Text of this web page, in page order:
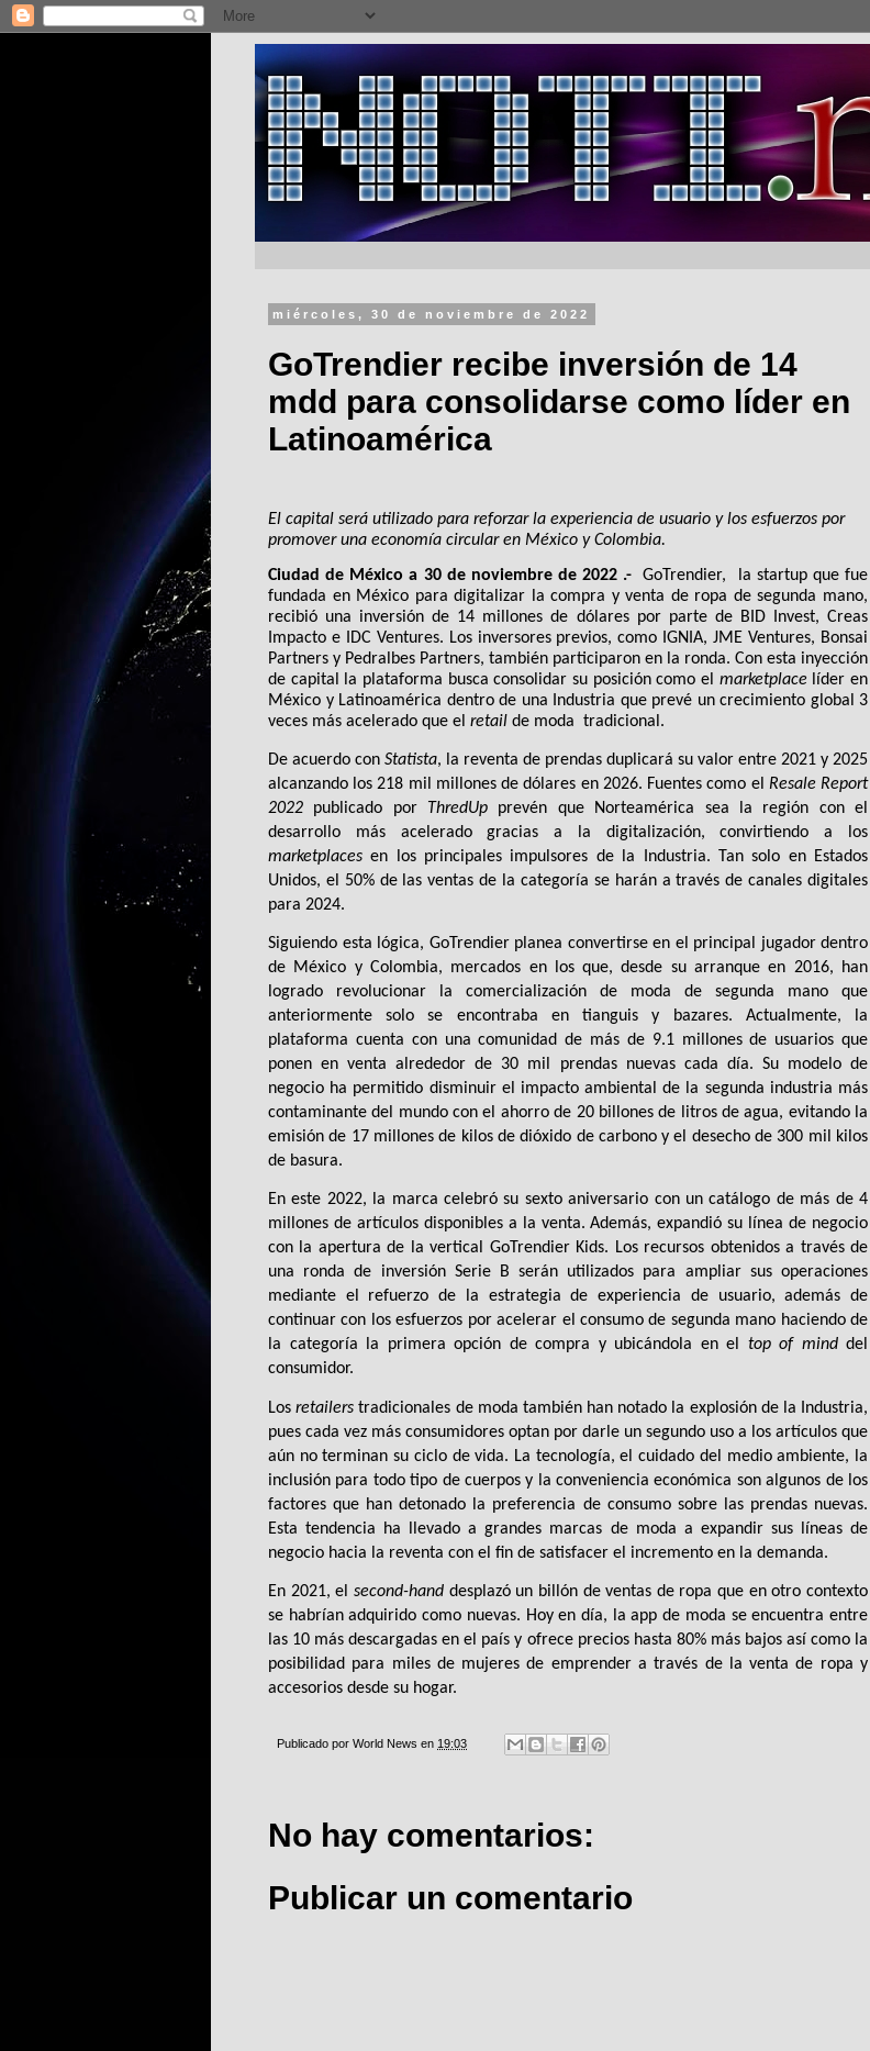
miércoles, 30 de noviembre de 2022
GoTrendier recibe inversión de 14
mdd para consolidarse como líder en
Latinoamérica
El capital será utilizado para reforzar la experiencia de usuario y los esfuerzos por
promover una economía circular en México y Colombia.
Ciudad de México a 30 de noviembre de 2022 .- GoTrendier,  la startup que fue
fundada en México para digitalizar la compra y venta de ropa de segunda mano,
recibió una inversión de 14 millones de dólares por parte de BID Invest, Creas
Impacto e IDC Ventures. Los inversores previos, como IGNIA, JME Ventures, Bonsai
Partners y Pedralbes Partners, también participaron en la ronda. Con esta inyección
de capital la plataforma busca consolidar su posición como el marketplace líder en
México y Latinoamérica dentro de una Industria que prevé un crecimiento global 3
veces más acelerado que el retail de moda  tradicional.
De acuerdo con Statista, la reventa de prendas duplicará su valor entre 2021 y 2025
alcanzando los 218 mil millones de dólares en 2026. Fuentes como el Resale Report
2022 publicado por ThredUp prevén que Norteamérica sea la región con el
marketplaces en los principales impulsores de la Industria. Tan solo en Estados
Unidos, el 50% de las ventas de la categoría se harán a través de canales digitales
para 2024.
Siguiendo esta lógica, GoTrendier planea convertirse en el principal jugador dentro
de México y Colombia, mercados en los que, desde su arranque en 2016, han
logrado revolucionar la comercialización de moda de segunda mano que
anteriormente solo se encontraba en tianguis y bazares. Actualmente, la
plataforma cuenta con una comunidad de más de 9.1 millones de usuarios que
ponen en venta alrededor de 30 mil prendas nuevas cada día. Su modelo de
negocio ha permitido disminuir el impacto ambiental de la segunda industria más
contaminante del mundo con el ahorro de 20 billones de litros de agua, evitando la
emisión de 17 millones de kilos de dióxido de carbono y el desecho de 300 mil kilos
de basura.
En este 2022, la marca celebró su sexto aniversario con un catálogo de más de 4
millones de artículos disponibles a la venta. Además, expandió su línea de negocio
con la apertura de la vertical GoTrendier Kids. Los recursos obtenidos a través de
una ronda de inversión Serie B serán utilizados para ampliar sus operaciones
mediante el refuerzo de la estrategia de experiencia de usuario, además de
continuar con los esfuerzos por acelerar el consumo de segunda mano haciendo de
la categoría la primera opción de compra y ubicándola en el top of mind del
consumidor.
Los retailers tradicionales de moda también han notado la explosión de la Industria,
pues cada vez más consumidores optan por darle un segundo uso a los artículos que
aún no terminan su ciclo de vida. La tecnología, el cuidado del medio ambiente, la
inclusión para todo tipo de cuerpos y la conveniencia económica son algunos de los
factores que han detonado la preferencia de consumo sobre las prendas nuevas.
Esta tendencia ha llevado a grandes marcas de moda a expandir sus líneas de
negocio hacia la reventa con el fin de satisfacer el incremento en la demanda.
En 2021, el second-hand desplazó un billón de ventas de ropa que en otro contexto
se habrían adquirido como nuevas. Hoy en día, la app de moda se encuentra entre
las 10 más descargadas en el país y ofrece precios hasta 80% más bajos así como la
posibilidad para miles de mujeres de emprender a través de la venta de ropa y
accesorios desde su hogar.
Publicado por World News en 19:03
No hay comentarios:
Publicar un comentario